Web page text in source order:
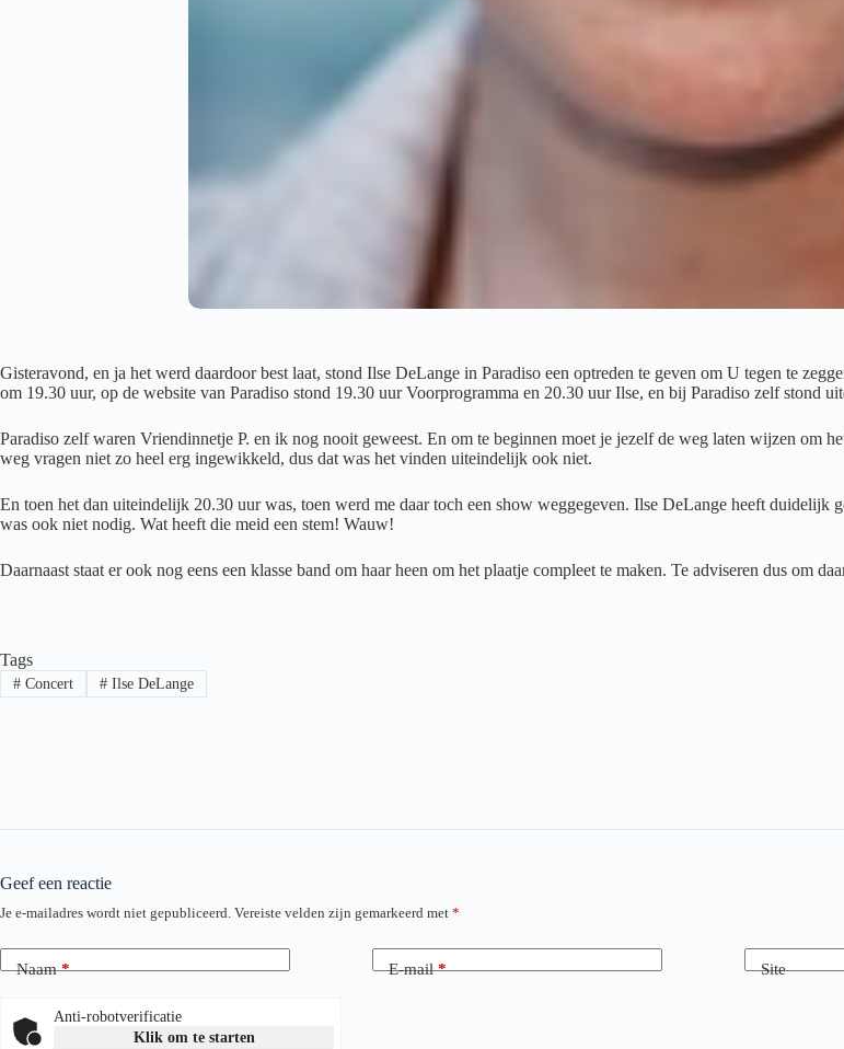
Gisteravond, en ja het werd daardoor best laat, stond Ilse DeLange in Paradiso een optreden te geven om U tegen te
om 19.30 uur, op de website van Paradiso stond 19.30 uur Voorprogramma en 20.30 uur Ilse, en bij Paradiso zelf stond
Paradiso zelf waren Vriendinnetje P. en ik nog nooit geweest. En om te beginnen moet je jezelf de weg laten wijzen om
weg vragen niet zo heel erg ingewikkeld, dus dat was het vinden uiteindelijk ook niet.
En toen het dan uiteindelijk 20.30 uur was, toen werd me daar toch een show weggegeven. Ilse DeLange heeft duidelijk
was ook niet nodig. Wat heeft die meid een stem! Wauw!
Daarnaast staat er ook nog eens een klasse band om haar heen om het plaatje compleet te maken. Te adviseren dus om
Tags
#Concert #Ilse DeLange
Geef een reactie
Je e-mailadres wordt niet gepubliceerd. Vereiste velden zijn gemarkeerd met *
Naam* E-mail* Site
Anti-robotverificatie
Klik om te starten